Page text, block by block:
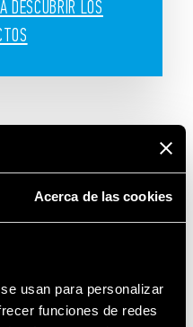
Acerca de las cookies
usan para personalizar
funciones de redes
DESCUBRIR LOS